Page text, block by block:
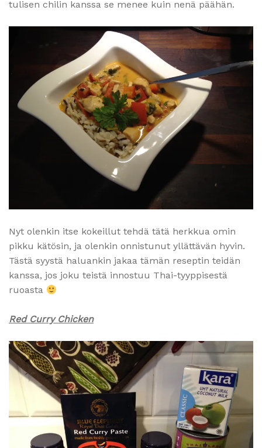
tulisen chilin kanssa se menee kuin nenä päähän.
Nyt olenkin itse kokeillut tehdä tätä herkkua omin
pikku kätösin, ja olenkin onnistunut yllättävän hyvin.
Tästä syystä haluankin jakaa tämän reseptin teidän
kanssa, jos joku teistä innostuu Thai-tyyppisestä
ruoasta
Red Curry Chicken